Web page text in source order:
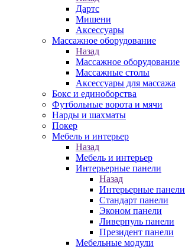
Дартс
Мишени
Аксессуары
Массажное оборудование
Назад
Массажное оборудование
Массажные столы
Аксессуары для массажа
Бокс и единоборства
Футбольные ворота и мячи
Нарды и шахматы
Покер
Мебель и интерьер
Назад
Мебель и интерьер
Интерьерные панели
Назад
Интерьерные панели
Стандарт панели
Эконом панели
Ливерпуль панели
Президент панели
Мебельные модули